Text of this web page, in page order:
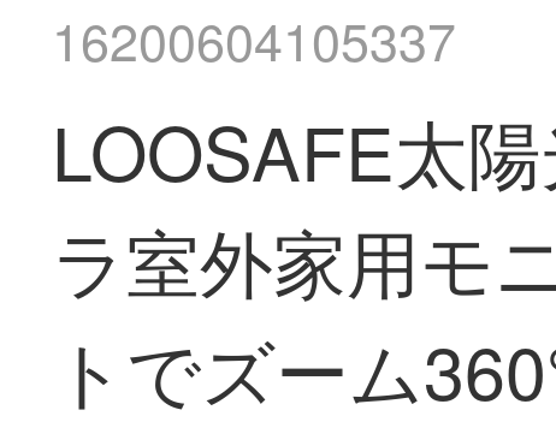
16200604105337
LOOSAFE太
ラ室外家用モ
トでズーム